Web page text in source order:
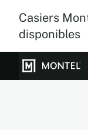
Casiers
disponibles